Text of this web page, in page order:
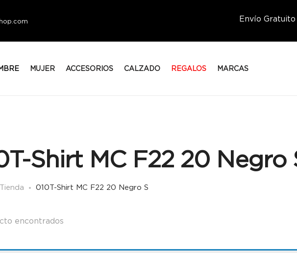
Envío
MUJER ACCESORIOS CALZADO REGALOS MARCAS
Shirt MC F22 20 Negro
Tienda 010T-Shirt MC F22 20 Negro S
encontrados